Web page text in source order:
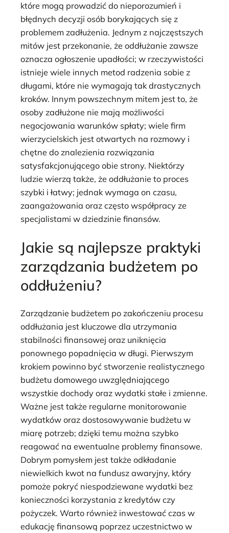
które mogą prowadzić do nieporozumień i
błędnych decyzji osób borykających się z
problemem zadłużenia. Jednym z najczęstszych
mitów jest przekonanie, że oddłużanie zawsze
oznacza ogłoszenie upadłości; w rzeczywistości
istnieje wiele innych metod radzenia sobie z
długami, które nie wymagają tak drastycznych
kroków. Innym powszechnym mitem jest to, że
osoby zadłużone nie mają możliwości
negocjowania warunków spłaty; wiele firm
wierzycielskich jest otwartych na rozmowy i
chętne do znalezienia rozwiązania
satysfakcjonującego obie strony. Niektórzy
ludzie wierzą także, że oddłużanie to proces
szybki i łatwy; jednak wymaga on czasu,
zaangażowania oraz często współpracy ze
specjalistami w dziedzinie finansów.
Jakie są najlepsze praktyki
zarządzania budżetem po
oddłużeniu?
Zarządzanie budżetem po zakończeniu procesu
oddłużania jest kluczowe dla utrzymania
stabilności finansowej oraz uniknięcia
ponownego popadnięcia w długi. Pierwszym
krokiem powinno być stworzenie realistycznego
budżetu domowego uwzględniającego
wszystkie dochody oraz wydatki stałe i zmienne.
Ważne jest także regularne monitorowanie
wydatków oraz dostosowywanie budżetu w
miarę potrzeb; dzięki temu można szybko
reagować na ewentualne problemy finansowe.
Dobrym pomysłem jest także odkładanie
niewielkich kwot na fundusz awaryjny, który
pomoże pokryć niespodziewane wydatki bez
konieczności korzystania z kredytów czy
pożyczek. Warto również inwestować czas w
edukację finansową poprzez uczestnictwo w